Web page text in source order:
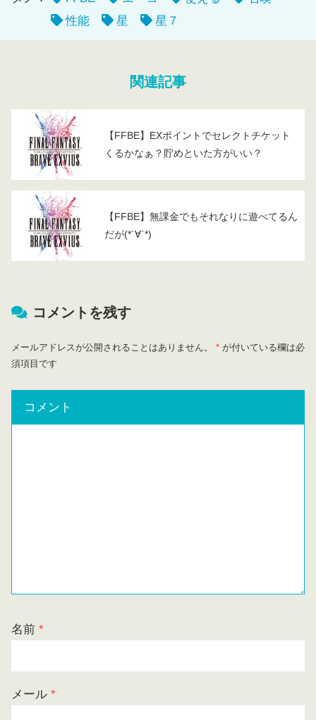
性能
星 星７
関連記事
【FFBE】EXポイントでセレクトチケット
くるかなぁ？貯めといた方がいい？
【FFBE】無課金でもそれなりに遊べてるん
だが(*´∀`*)
コメントを残す
メールアドレスが公開されることはありません。 * が付いている欄は必
須項目です
コメント
名前 *
メール *